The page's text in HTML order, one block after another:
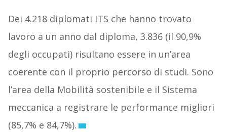
Dei 4.218 diplomati ITS che hanno trovato
lavoro a un anno dal diploma, 3.836 (il 90,9%
degli occupati) risultano essere in un’area
coerente con il proprio percorso di studi. Sono
l’area della Mobilità sostenibile e il Sistema
meccanica a registrare le performance migliori
(85,7% e 84,7%).